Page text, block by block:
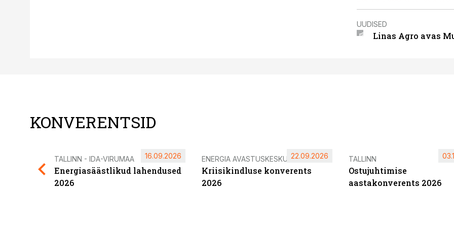
UUDISED
Linas Agro avas
KONVERENTSID
TALLINN - IDA-VIRUMAA
Energiasäästlikud lahendused
2026
16.09.2026 ENERGIA AVASTUSKESKUS
Kriisikindluse konverents
2026
22.09.2026 TALLINN
Ostujuhtimise
aastakonverents 2026